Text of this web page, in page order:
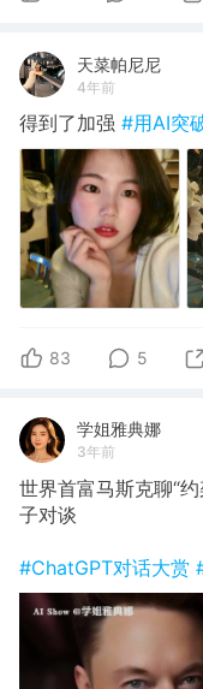
天菜帕尼尼
4年前
得到了加强 #用AI突
83 5
学姐雅典娜
3年前
世界首富马斯克聊“
子对谈
#ChatGPT对话大赏